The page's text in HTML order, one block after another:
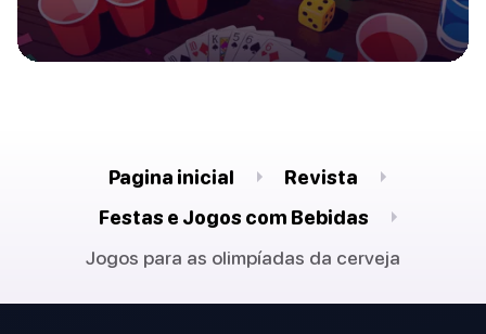
Pagina inicial
Revista
Festas e Jogos com Bebidas
Jogos para as olimpíadas da cerveja